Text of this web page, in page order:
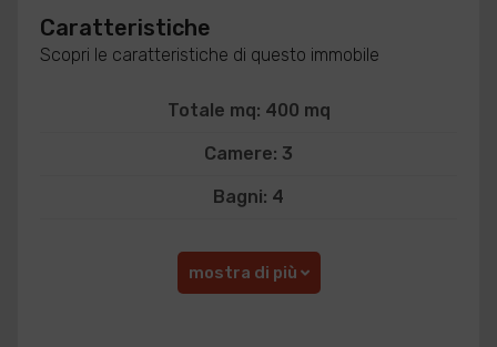
Caratteristiche
Scopri le caratteristiche di questo immobile
Totale mq: 400 mq
Camere: 3
Bagni: 4
mostra di più